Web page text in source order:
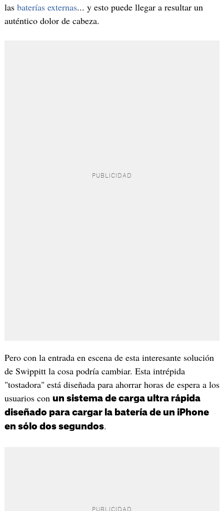
las baterías externas... y esto puede llegar a resultar un
auténtico dolor de cabeza.
Pero con la entrada en escena de esta interesante solución
de Swippitt la cosa podría cambiar. Esta intrépida
"tostadora" está diseñada para ahorrar horas de espera a los
usuarios con un sistema de carga ultra rápida
diseñado para cargar la batería de un iPhone
en sólo dos segundos.